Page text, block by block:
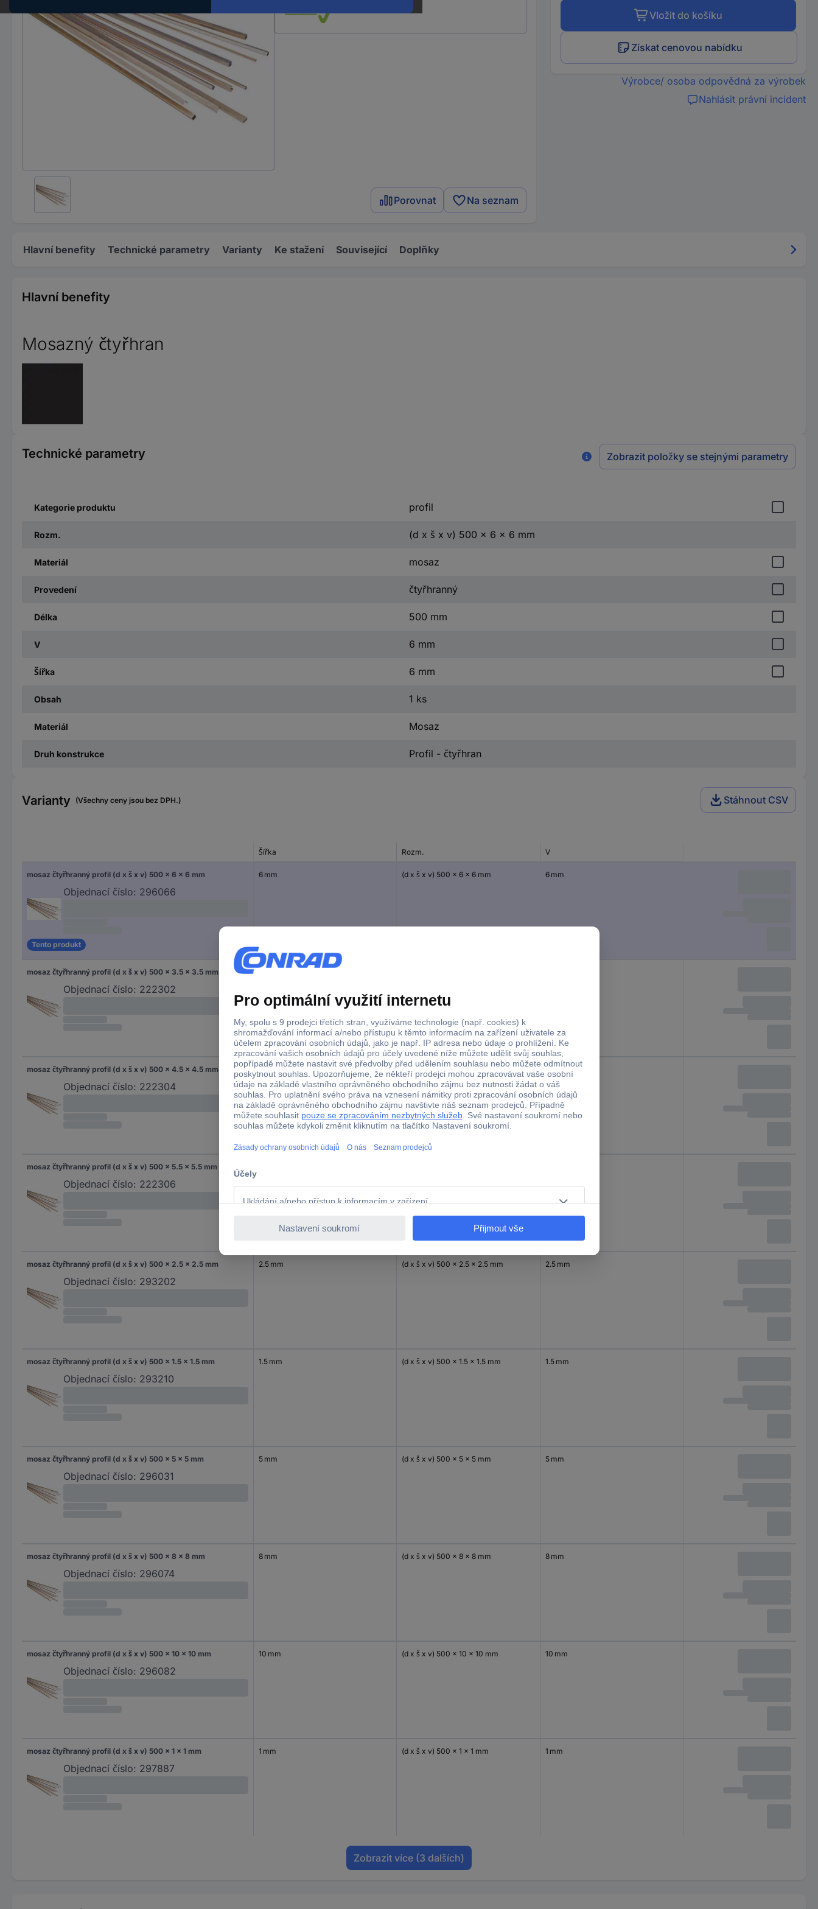
Porovnat Na seznam
Vložit do košíku
Získat cenovou nabídku
Výrobce/ osoba odpovědná za výrobek
Nahlásit právní incident
Hlavní benefity Technické parametry Varianty Ke stažení Související Doplňky
Hlavní benefity
Mosazný čtyřhran
Technické parametry Zobrazit položky se stejnými parametry
Kategorie produktu profil
Rozm. (d x š x v) 500 x 6 x 6 mm
Materiál mosaz
Provedení čtyřhranný
Délka 500 mm
V 6 mm
Šířka 6 mm
Obsah 1 ks
Materiál Mosaz
Druh konstrukce Profil - čtyřhran
Varianty (Všechny ceny jsou bez DPH.) Stáhnout CSV
Šířka Rozm. V
mosaz čtyřhranný profil (d x š x v) 500 x 6 x 6 mm
Objednací číslo: 296066
Tento produkt
6 mm (d x š x v) 500 x 6 x 6 mm 6 mm
mosaz čtyřhranný profil (d x š x v) 500 x 3.5 x 3.5 mm
Objednací číslo: 222302
mosaz čtyřhranný profil (d x š x v) 500 x 4.5 x 4.5 mm
Objednací číslo: 222304
4.5 mm (d x š x v) 500 x 4.5 x 4.5 mm 4.5 mm
mosaz čtyřhranný profil (d x š x v) 500 x 5.5 x 5.5 mm
Objednací číslo: 222306
mosaz čtyřhranný profil (d x š x v) 500 x 2.5 x 2.5 mm
Objednací číslo: 293202
2.5 mm (d x š x v) 500 x 2.5 x 2.5 mm 2.5 mm
mosaz čtyřhranný profil (d x š x v) 500 x 1.5 x 1.5 mm
Objednací číslo: 293210
1.5 mm (d x š x v) 500 x 1.5 x 1.5 mm 1.5 mm
mosaz čtyřhranný profil (d x š x v) 500 x 5 x 5 mm
Objednací číslo: 296031
5 mm (d x š x v) 500 x 5 x 5 mm 5 mm
mosaz čtyřhranný profil (d x š x v) 500 x 8 x 8 mm
Objednací číslo: 296074
8 mm (d x š x v) 500 x 8 x 8 mm 8 mm
mosaz čtyřhranný profil (d x š x v) 500 x 10 x 10 mm
Objednací číslo: 296082
10 mm (d x š x v) 500 x 10 x 10 mm 10 mm
mosaz čtyřhranný profil (d x š x v) 500 x 1 x 1 mm
Objednací číslo: 297887
1 mm (d x š x v) 500 x 1 x 1 mm 1 mm
Zobrazit více (3 dalších)